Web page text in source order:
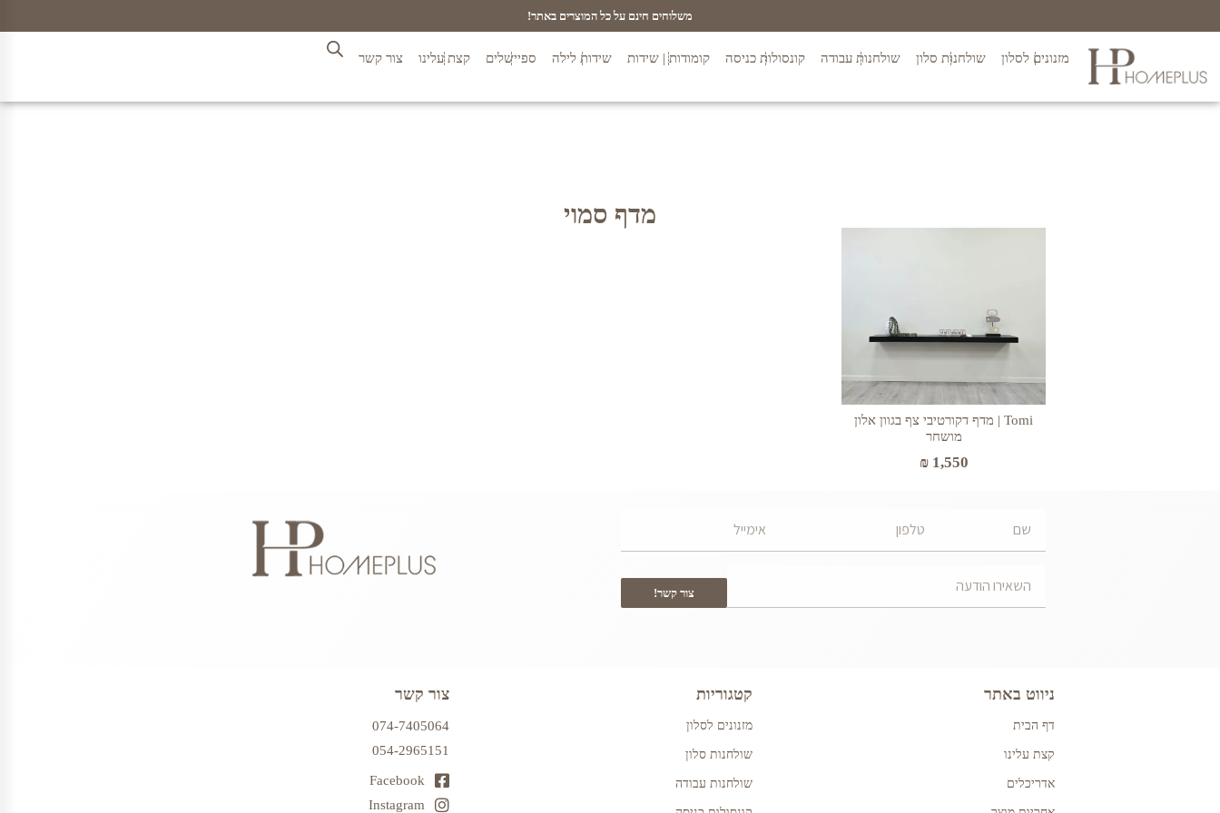
משלוחים חינם על כל המוצרים באתר!
מזנונים לסלון שולחנות סלון שולחנות עבודה קונסולות כניסה קומודות | שידות שידות לילה ספיישלים קצת עלינו צור קשר
מדף סמוי
Tomi | מדף דקורטיבי צף בגוון אלון
מושחר
₪1,550
צור קשר!
ניווט באתר
דף הבית
קצת עלינו
אדריכלים
קטגוריות
מזנונים לסלון
שולחנות סלון
שולחנות עבודה
צור קשר
074-7405064
054-2965151
Facebook
Instagram